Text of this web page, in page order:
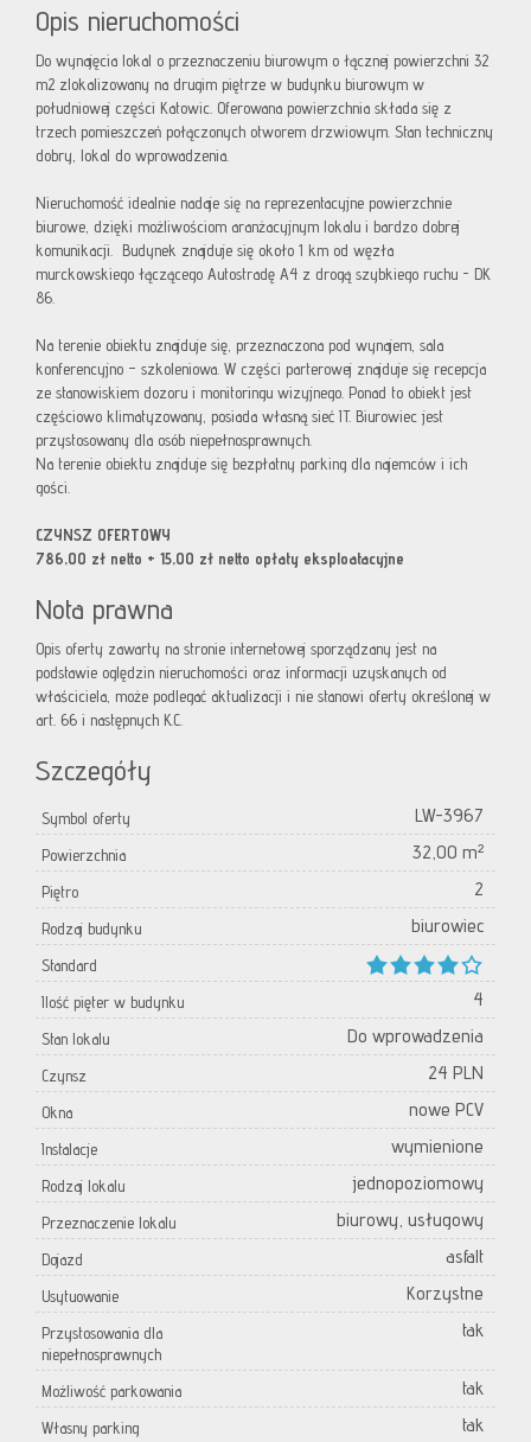
Opis nieruchomości
Do wynajęcia lokal o przeznaczeniu biurowym o łącznej powierzchni 32
m2 zlokalizowany na drugim piętrze w budynku biurowym w
południowej części Katowic. Oferowana powierzchnia składa się z
trzech pomieszczeń połączonych otworem drzwiowym. Stan techniczny
dobry, lokal do wprowadzenia.
Nieruchomość idealnie nadaje się na reprezentacyjne powierzchnie
biurowe, dzięki możliwościom aranżacyjnym lokalu i bardzo dobrej
komunikacji. Budynek znajduje się około 1 km od węzła
murckowskiego łączącego Autostradę A4 z drogą szybkiego ruchu - DK
86.
Na terenie obiektu znajduje się, przeznaczona pod wynajem, sala
konferencyjno – szkoleniowa. W części parterowej znajduje się recepcja
ze stanowiskiem dozoru i monitoringu wizyjnego. Ponad to obiekt jest
częściowo klimatyzowany, posiada własną sieć IT. Biurowiec jest
przystosowany dla osób niepełnosprawnych.
Na terenie obiektu znajduje się bezpłatny parking dla najemców i ich
gości.
CZYNSZ OFERTOWY
786,00 zł netto + 15,00 zł netto opłaty eksploatacyjne
Nota prawna
Opis oferty zawarty na stronie internetowej sporządzany jest na
podstawie oględzin nieruchomości oraz informacji uzyskanych od
właściciela, może podlegać aktualizacji i nie stanowi oferty określonej w
art. 66 i następnych K.C.
Szczegóły
Symbol oferty LW-3967
Powierzchnia 32,00 m²
Piętro 2
Rodzaj budynku biurowiec
Standard
Ilość pięter w budynku
4
Stan lokalu Do wprowadzenia
Czynsz 24 PLN
Okna nowe PCV
Instalacje wymienione
Rodzaj lokalu jednopoziomowy
Przeznaczenie lokalu biurowy, usługowy
Dojazd asfalt
Usytuowanie Korzystne
Przystosowania dla
niepełnosprawnych
tak
Możliwość parkowania tak
Własny parking tak